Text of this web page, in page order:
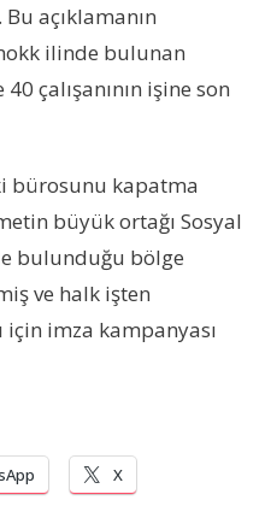
Bu açıklamanın
ilinde bulunan
çalışanının işine son
bürosunu kapatma
büyük ortağı Sosyal
bulunduğu bölge
ve halk işten
imza kampanyası
X